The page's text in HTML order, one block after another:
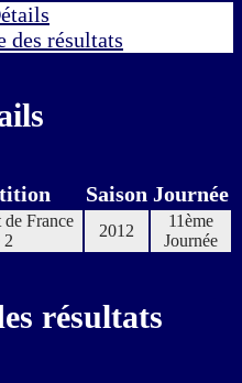
des résultats
Saison Journée
France
2
2012
11ème
Journée
résultats